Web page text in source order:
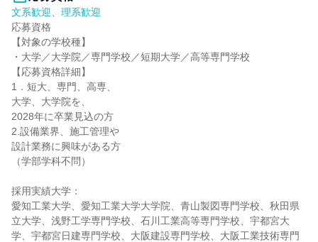
文系歓迎、理系歓迎
応募資格
【対象の学校種】
・大学／大学院／専門学校／短期大学／高等専門学校
【応募資格詳細】
1．短大、専門、高専、
大学、大学院を、
2028年に卒業見込の方
2.設備業界、施工管理や
設計業務に興味がある方
（学部学科不問）
採用実績大学：
愛知工業大学、愛知工業大学大学院、青山製図専門学校、秋田県
立大学、浅野工学専門学校、石川工業高等専門学校、宇都宮大
学、宇都宮日建専門学校、大阪建設専門学校、大阪工業技術専門